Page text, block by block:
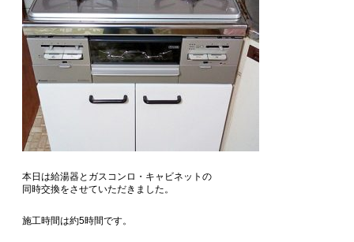
本日は給湯器とガスコンロ・キャビネットの
同時交換をさせていただきました。
施工時間は約5時間です。